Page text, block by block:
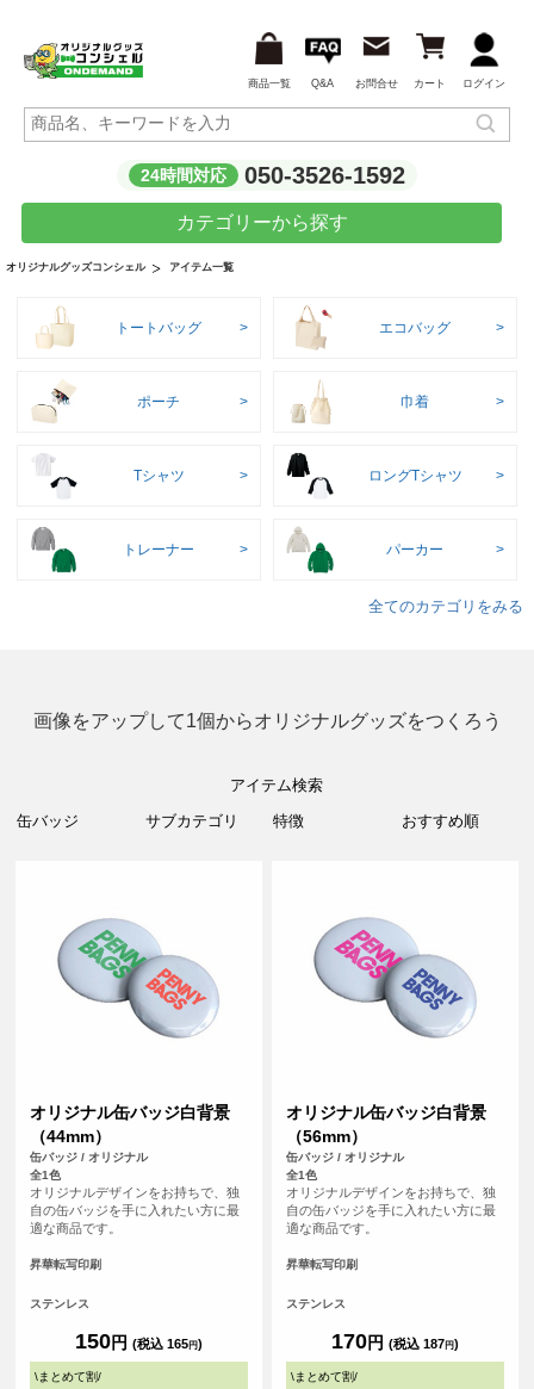
商品一覧 Q&A お問合せ カート ログイン
24時間対応 050-3526-1592
カテゴリーから探す
オリジナルグッズコンシェル アイテム一覧
トートバッグ エコバッグ
ポーチ 巾着
Tシャツ ロングTシャツ
トレーナー パーカー
全てのカテゴリをみる
画像をアップして1個からオリジナルグッズをつくろう
アイテム検索
オリジナル缶バッジ白背景
（44mm）
缶バッジ / オリジナル
全1色
オリジナルデザインをお持ちで、独
自の缶バッジを手に入れたい方に最
適な商品です。
昇華転写印刷
ステンレス
150円 (税込 165円)
\まとめて割/
オリジナル缶バッジ白背景
（56mm）
缶バッジ / オリジナル
全1色
オリジナルデザインをお持ちで、独
自の缶バッジを手に入れたい方に最
適な商品です。
昇華転写印刷
ステンレス
170円 (税込 187円)
\まとめて割/